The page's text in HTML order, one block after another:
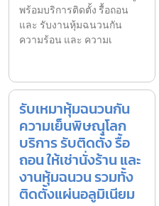
พร้อมบริการติดตั้ง รื้อถอน
และ รับงานหุ้มฉนวนกัน
ความร้อน และ ความเ
รับเหมาหุ้มฉนวนกัน
ความเย็นพิษณุโลก
บริการ รับติดตั้ง รื้อ
ถอน ให้เช่านั่งร้าน และ
งานหุ้มฉนวน รวมทั้ง
ติดตั้งแผ่นอลูมิเนียม